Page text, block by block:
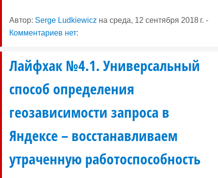
Автор: Serge Ludkiewicz на среда, 12 сентября 2018 г. -
Комментариев нет:
Лайфхак №4.1. Универсальный
способ определения
геозависимости запроса в
Яндексе – восстанавливаем
утраченную работоспособность